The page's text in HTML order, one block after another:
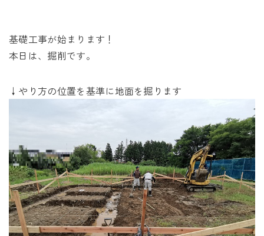
基礎工事が始まります！
本日は、掘削です。
↓やり方の位置を基準に地面を掘ります